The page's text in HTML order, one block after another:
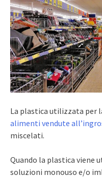
La plastica utilizzata per
alimenti vendute
miscelati.
Quando la plastica viene
soluzioni monouso e/o